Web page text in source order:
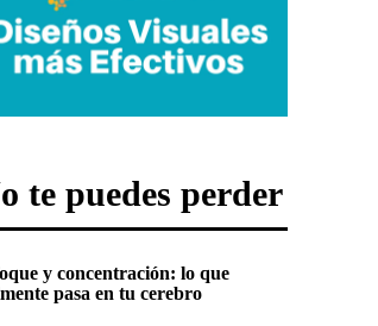
te puedes perder
y concentración: lo que
pasa en tu cerebro